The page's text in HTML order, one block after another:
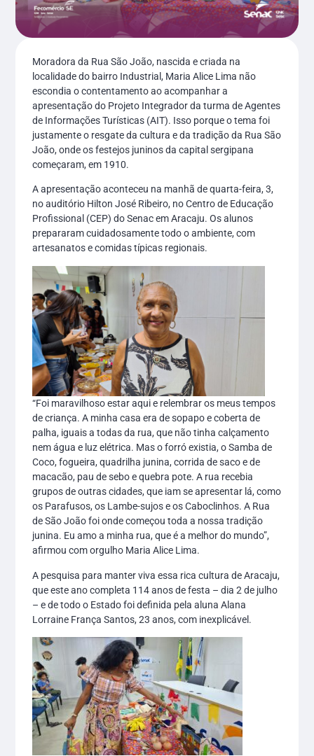
Moradora da Rua São João, nascida e criada na
localidade do bairro Industrial, Maria Alice Lima não
escondia o contentamento ao acompanhar a
apresentação do Projeto Integrador da turma de Agentes
de Informações Turísticas (AIT). Isso porque o tema foi
justamente o resgate da cultura e da tradição da Rua São
João, onde os festejos juninos da capital sergipana
começaram, em 1910.
A apresentação aconteceu na manhã de quarta-feira, 3,
no auditório Hilton José Ribeiro, no Centro de Educação
Profissional (CEP) do Senac em Aracaju. Os alunos
prepararam cuidadosamente todo o ambiente, com
artesanatos e comidas típicas regionais.
“Foi maravilhoso estar aqui e relembrar os meus tempos
de criança. A minha casa era de sopapo e coberta de
palha, iguais a todas da rua, que não tinha calçamento
nem água e luz elétrica. Mas o forró existia, o Samba de
Coco, fogueira, quadrilha junina, corrida de saco e de
macacão, pau de sebo e quebra pote. A rua recebia
grupos de outras cidades, que iam se apresentar lá, como
os Parafusos, os Lambe-sujos e os Caboclinhos. A Rua
de São João foi onde começou toda a nossa tradição
junina. Eu amo a minha rua, que é a melhor do mundo”,
afirmou com orgulho Maria Alice Lima.
A pesquisa para manter viva essa rica cultura de Aracaju,
que este ano completa 114 anos de festa – dia 2 de julho
– e de todo o Estado foi definida pela aluna Alana
Lorraine França Santos, 23 anos, com inexplicável.